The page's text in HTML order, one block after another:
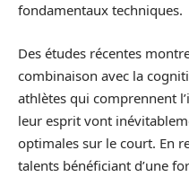
fondamentaux techniques.
Des études récentes
combinaison avec la
athlètes qui comprennent
leur esprit vont
optimales sur le court. En
talents bénéficiant d’une